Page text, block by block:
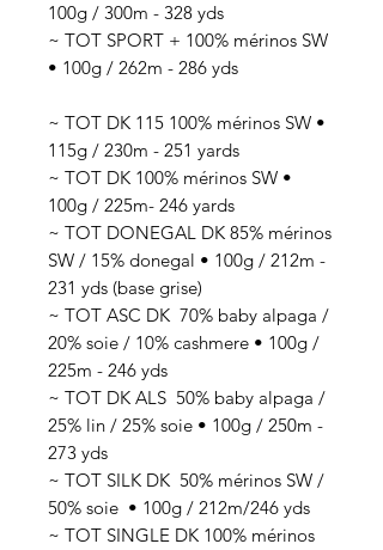
100g / 300m - 328 yds
~ TOT SPORT + 100% mérinos SW
• 100g / 262m - 286 yds
~ TOT DK 115 100% mérinos SW •
115g / 230m - 251 yards
~ TOT DK 100% mérinos SW •
100g / 225m- 246 yards
~ TOT DONEGAL DK 85% mérinos
SW / 15% donegal • 100g / 212m -
231 yds (base grise)
~ TOT ASC DK 70% baby alpaga /
20% soie / 10% cashmere • 100g /
225m - 246 yds
~ TOT DK ALS 50% baby alpaga /
25% lin / 25% soie • 100g / 250m -
273 yds
~ TOT SILK DK 50% mérinos SW /
50% soie • 100g / 212m/246 yds
~ TOT SINGLE DK 100% mérinos